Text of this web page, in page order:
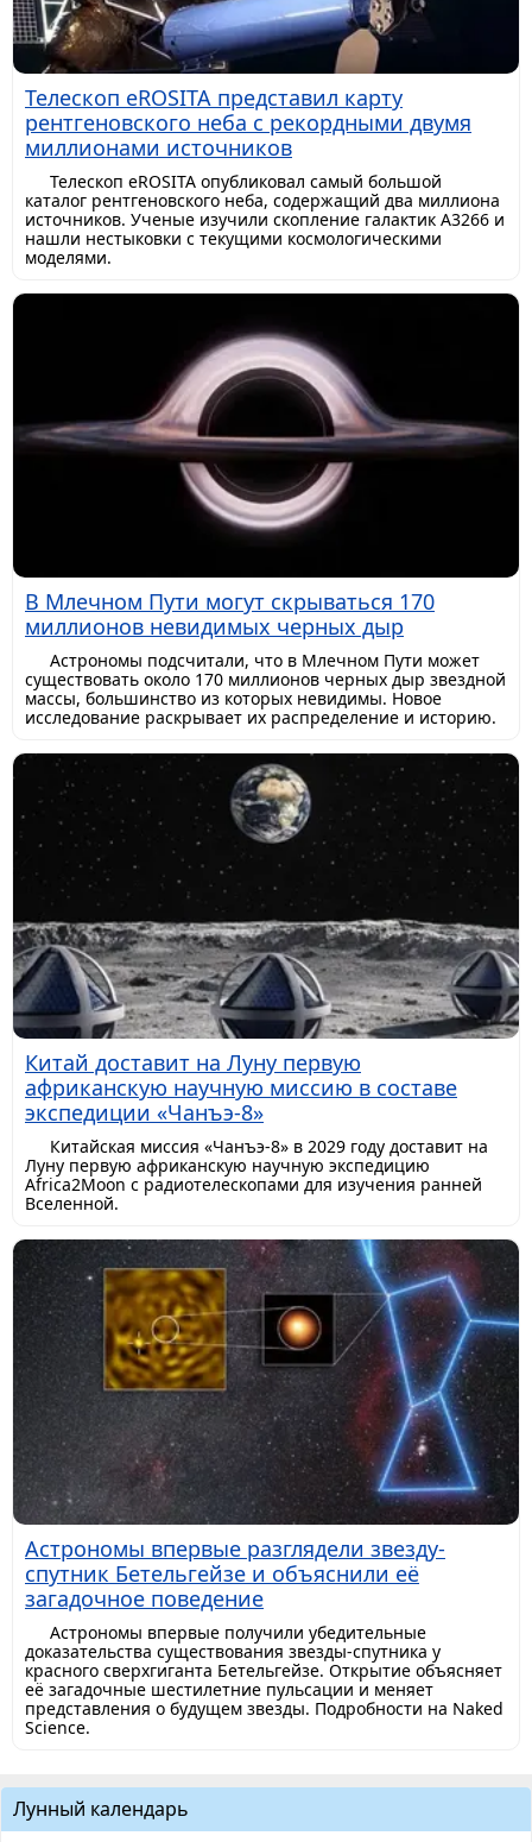
Телескоп eROSITA представил карту
рентгеновского неба с рекордными двумя
миллионами источников
Телескоп eROSITA опубликовал самый большой
каталог рентгеновского неба, содержащий два миллиона
источников. Ученые изучили скопление галактик A3266 и
нашли нестыковки с текущими космологическими
моделями.
В Млечном Пути могут скрываться 170
миллионов невидимых черных дыр
Астрономы подсчитали, что в Млечном Пути может
существовать около 170 миллионов черных дыр звездной
массы, большинство из которых невидимы. Новое
исследование раскрывает их распределение и историю.
Китай доставит на Луну первую
африканскую научную миссию в составе
экспедиции «Чанъэ-8»
Китайская миссия «Чанъэ-8» в 2029 году доставит на
Луну первую африканскую научную экспедицию
Africa2Moon с радиотелескопами для изучения ранней
Вселенной.
Астрономы впервые разглядели звезду-
спутник Бетельгейзе и объяснили её
загадочное поведение
Астрономы впервые получили убедительные
доказательства существования звезды-спутника у
красного сверхгиганта Бетельгейзе. Открытие объясняет
её загадочные шестилетние пульсации и меняет
представления о будущем звезды. Подробности на Naked
Science.
Лунный календарь